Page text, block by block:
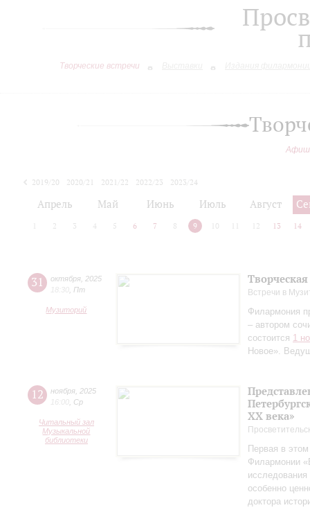
Творческие встречи
2019/20 2020/21 2021/22 2022/23
2023/24
Апрель Май Июнь Июль Август
2 3 4 5 6 7 8 9 10 12 13 14
31 октября 2025
18:30 Пт
Музиторий
Встречи в
Филармония
– автором
состоится 1
Новое».
12 ноября 2025
16:00 Ср
Читальный зал
Музыкальной
библиотеки
ХХ века»
Первая в
Филармонии
особенно
доктора